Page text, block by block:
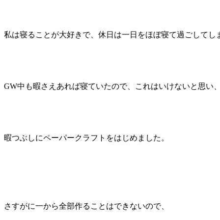
私は寝ることが大好きで、休日は一日をほぼ寝て過ごしてし
GW中も暇さえあれば寝ていたので、これはいけないと思い、
暇つぶしにペーパークラフトをはじめました。
さすがに一から全部作ることはできないので、